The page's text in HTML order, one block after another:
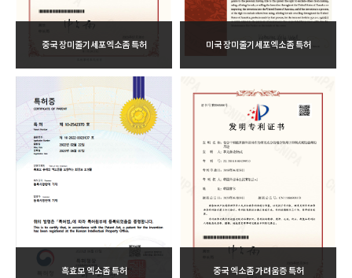
중국 장미줄기세포엑소좀 특허 미국 장미줄기세포엑소좀 특허
흑효모 엑소좀 특허 중국 엑소좀 가려움증 특허